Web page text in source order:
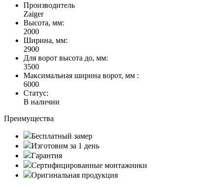
Производитель
Zaiger
Высота, мм:
2000
Ширина, мм:
2900
Для ворот высота до, мм:
3500
Максимальная ширина ворот, мм :
6000
Статус:
В наличии
Преимущества
Бесплатный замер
Изготовим за 1 день
Гарантия
Сертифицированные монтажники
Оригинальная продукция